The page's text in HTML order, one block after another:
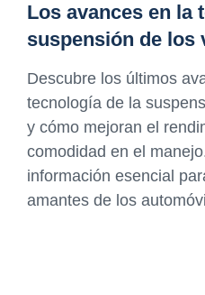
Los avances en la
suspensión de los
Descubre los últimos
tecnología de la
y cómo mejoran el
comodidad en el
información esencial
amantes de los